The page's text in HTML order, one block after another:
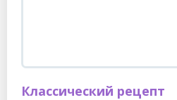
Классический рецепт